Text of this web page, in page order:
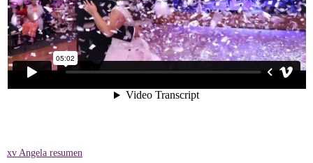
xv Angela resumen